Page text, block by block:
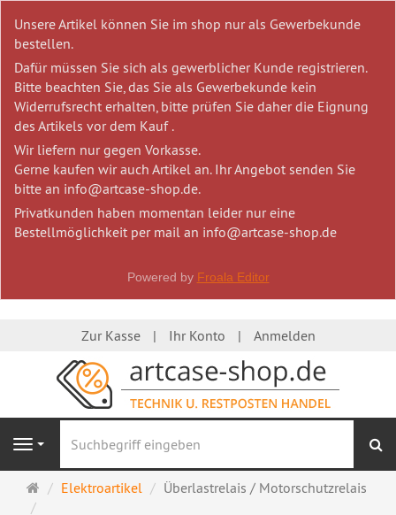
Unsere Artikel können Sie im shop nur als Gewerbekunde
bestellen.
Dafür müssen Sie sich als gewerblicher Kunde registrieren.
Bitte beachten Sie, das Sie als Gewerbekunde kein
Widerrufsrecht erhalten, bitte prüfen Sie daher die Eignung
des Artikels vor dem Kauf .
Wir liefern nur gegen Vorkasse.
Gerne kaufen wir auch Artikel an. Ihr Angebot senden Sie
bitte an info@artcase-shop.de.
Privatkunden haben momentan leider nur eine
Bestellmöglichkeit per mail an info@artcase-shop.de
Powered by Froala Editor
Zur Kasse Ihr Konto Anmelden
Navigation
Startseite
Elektroartikel Überlastrelais / Motorschutzrelais